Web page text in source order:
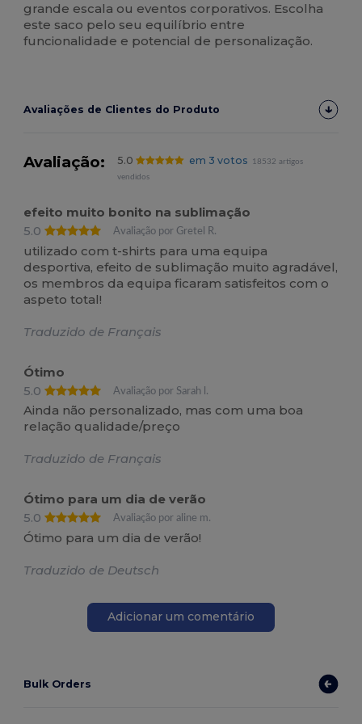
grande escala ou eventos corporativos. Escolha
este saco pelo seu equilíbrio entre
funcionalidade e potencial de personalização.
Avaliações de Clientes do Produto
Avaliação: 5.0 em 3 votos
18532 artigos
vendidos
efeito muito bonito na sublimação
5.0
Avaliação por Gretel R.
utilizado com t-shirts para uma equipa
desportiva, efeito de sublimação muito agradável,
os membros da equipa ficaram satisfeitos com o
aspeto total!
Traduzido de Français
Ótimo
5.0
Avaliação por Sarah l.
Ainda não personalizado, mas com uma boa
relação qualidade/preço
Traduzido de Français
Ótimo para um dia de verão
5.0
Avaliação por aline m.
Ótimo para um dia de verão!
Traduzido de Deutsch
Adicionar um comentário
Bulk Orders